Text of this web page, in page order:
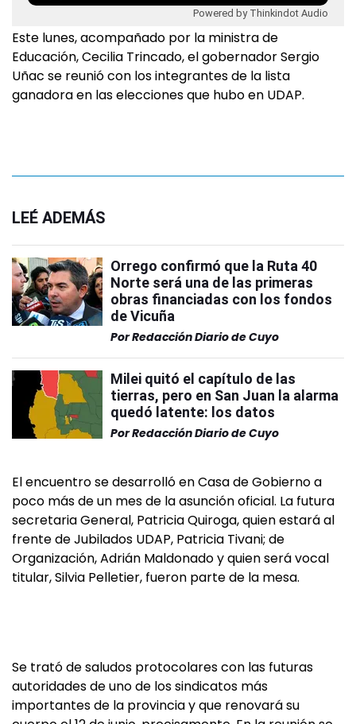
Powered by Thinkindot Audio
Este lunes, acompañado por la ministra de
Educación, Cecilia Trincado, el gobernador Sergio
Uñac se reunió con los integrantes de la lista
ganadora en las elecciones que hubo en UDAP.
LEÉ ADEMÁS
Orrego confirmó que la Ruta 40
Norte será una de las primeras
obras financiadas con los fondos
de Vicuña
PorRedacción Diario de Cuyo
Milei quitó el capítulo de las
tierras, pero en San Juan la alarma
quedó latente: los datos
PorRedacción Diario de Cuyo
El encuentro se desarrolló en Casa de Gobierno a
poco más de un mes de la asunción oficial. La futura
secretaria General, Patricia Quiroga, quien estará al
frente de Jubilados UDAP, Patricia Tivani; de
Organización, Adrián Maldonado y quien será vocal
titular, Silvia Pelletier, fueron parte de la mesa.
Se trató de saludos protocolares con las futuras
autoridades de uno de los sindicatos más
importantes de la provincia y que renovará su